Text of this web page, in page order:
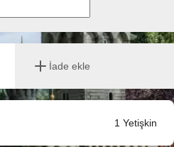
İade ekle
1 Yetişkin